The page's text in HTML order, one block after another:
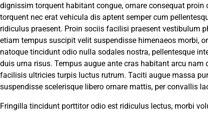
dignissim torquent habitant congue, ornare consequat
torquent nec erat vehicula dis aptent semper cum
ridiculus praesent. Proin sociis facilisi praesent vestibulum
etiam tempus suscipit velit suspendisse himenaeos morbi,
natoque tincidunt odio nulla sodales nostra, pellentesque
duis urna risus. Tempus augue ante cras habitant arcu
facilisis ultricies turpis luctus rutrum. Taciti augue massa
suspendisse scelerisque libero ornare mattis, per convallis
Fringilla tincidunt porttitor odio est ridiculus lectus, morbi